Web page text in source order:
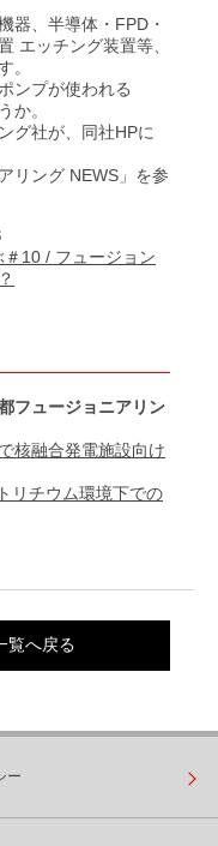
器、半導体・FPD・
エッチング装置等、
。
ンプが使われる
か。
グ社が、同社HPに
リング NEWS」を参
10 / フュージョン
フュージョニアリン
核融合発電施設向け
リチウム環境下での
覧へ戻る
ー